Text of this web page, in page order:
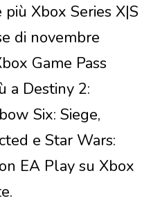
Xbox Series X|S
di novembre
Game Pass
a Destiny 2:
Six: Siege,
e Star Wars:
EA Play su Xbox